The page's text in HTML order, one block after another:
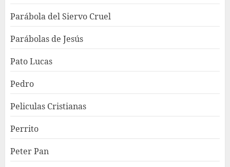
Parábola del Siervo Cruel
Parábolas de Jesús
Pato Lucas
Pedro
Peliculas Cristianas
Perrito
Peter Pan